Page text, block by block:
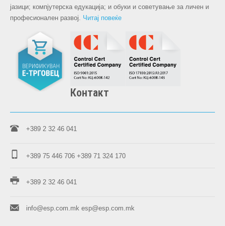
јазици; компјутерска едукација; и обуки и советување за личен и
професионален развој. Читај повеќе
Контакт
+389 2 32 46 041
+389 75 446 706 +389 71 324 170
+389 2 32 46 041
info@esp.com.mk esp@esp.com.mk